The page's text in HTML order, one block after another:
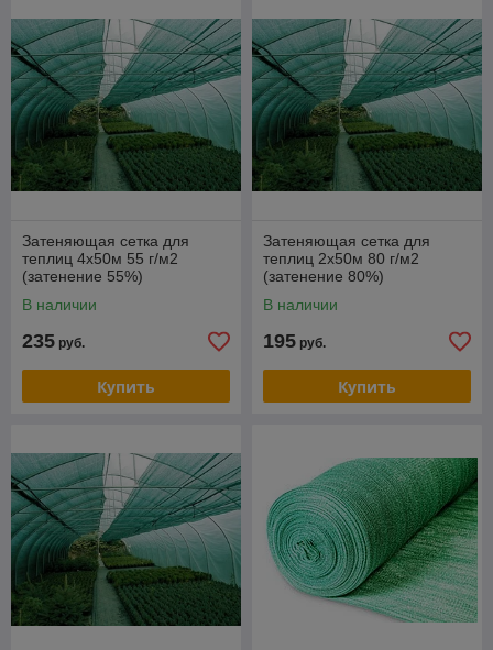
Затеняющая сетка для
теплиц 4х50м 55 г/м2
(затенение 55%)
В наличии
235 руб.
Купить
Затеняющая сетка для
теплиц 2х50м 80 г/м2
(затенение 80%)
В наличии
195 руб.
Купить